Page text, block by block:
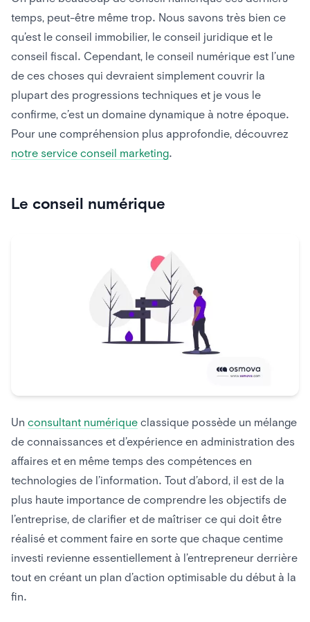
temps, peut-être même trop. Nous savons très bien ce
qu’est le conseil immobilier, le conseil juridique et le
conseil fiscal. Cependant, le conseil numérique est l’une
de ces choses qui devraient simplement couvrir la
plupart des progressions techniques et je vous le
confirme, c’est un domaine dynamique à notre époque.
Pour une compréhension plus approfondie, découvrez
notre service conseil marketing.
Le conseil numérique
Un consultant numérique classique possède un mélange
de connaissances et d’expérience en administration des
affaires et en même temps des compétences en
technologies de l’information. Tout d’abord, il est de la
plus haute importance de comprendre les objectifs de
l’entreprise, de clarifier et de maîtriser ce qui doit être
réalisé et comment faire en sorte que chaque centime
investi revienne essentiellement à l’entrepreneur derrière
tout en créant un plan d’action optimisable du début à la
fin.